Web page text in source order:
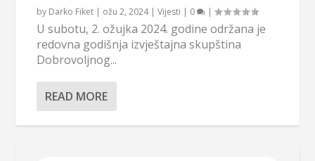
by Darko Fiket | ožu 2, 2024|Vijesti | 0 |
U subotu, 2. ožujka 2024. godine održana je
redovna godišnja izvještajna skupština
Dobrovoljnog...
READ MORE